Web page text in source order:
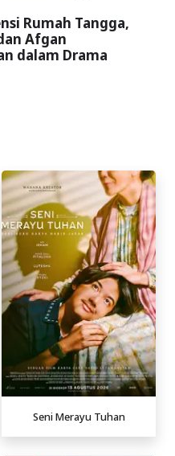
Rumah Tangga,
Afgan
dalam Drama
Seni Merayu Tuhan